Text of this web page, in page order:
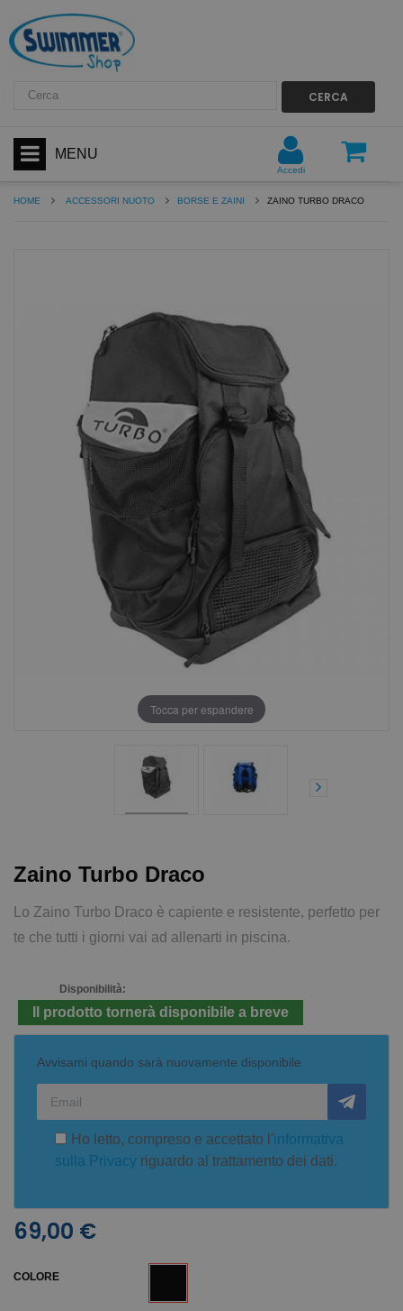
CERCA
MENU
Accedi
HOME ACCESSORI NUOTO BORSE E ZAINI ZAINO TURBO DRACO
Tocca per espandere
Zaino Turbo Draco
Lo Zaino Turbo Draco è capiente e resistente, perfetto per
te che tutti i giorni vai ad allenarti in piscina.
Disponibilità:
Il prodotto tornerà disponibile a breve
Avvisami quando sarà nuovamente disponibile
Ho letto, compreso e accettato l'informativa
sulla Privacy riguardo al trattamento dei dati.
69,00 €
COLORE